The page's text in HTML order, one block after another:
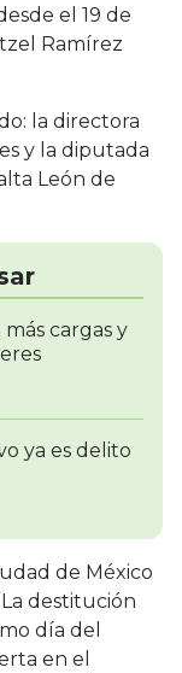
el 19 de
Ramírez
la directora
y la diputada
León de
cargas y
ya es delito
de México
destitución
día del
en el